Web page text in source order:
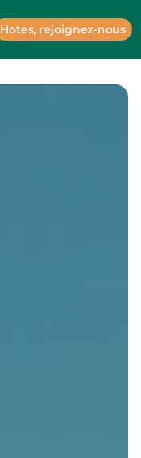
Hotes, rejoignez-nous